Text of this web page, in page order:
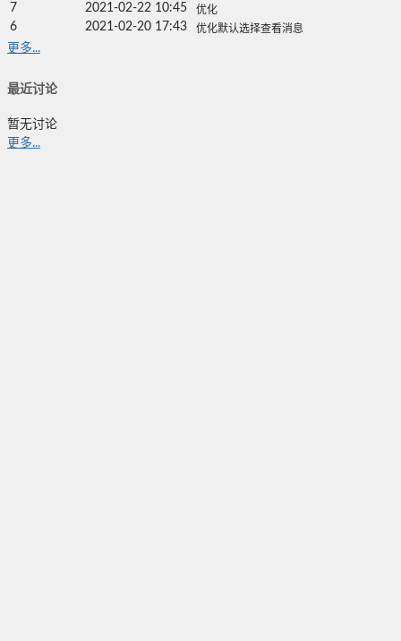
7 2021-02-22 10:45 优化
6 2021-02-20 17:43 优化默认选择查看消息
更多...
最近讨论
暂无讨论
更多...